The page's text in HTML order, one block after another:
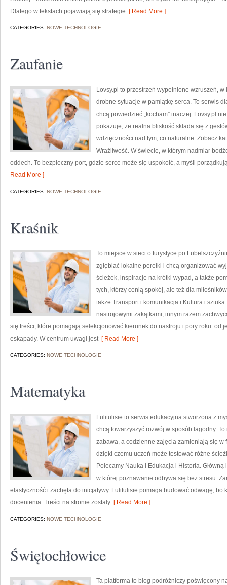
Dlatego w tekstach pojawiają się strategie [ Read More ]
CATEGORIES: NOWE TECHNOLOGIE
Zaufanie
Lovsy.pl to przestrzeń wypełnione wzruszeń,
drobne sytuacje w pamiątkę serca. To serwis
chcą powiedzieć „kocham” inaczej. Lovsy.pl
pokazuje, że realna bliskość składa się z
wdzięczności nad tym, co naturalne. Zobacz
Wrażliwość. W świecie, w którym nadmiar
oddech. To bezpieczny port, gdzie serce może się uspokoić, a myśli
Read More ]
CATEGORIES: NOWE TECHNOLOGIE
Kraśnik
To miejsce w sieci o turystyce po
zgłębiać lokalne perełki i chcą organizować
ścieżek, inspiracje na krótki wypad, a także
tych, którzy cenią spokój, ale też dla
także Transport i komunikacja i Kultura i
nastrojowymi zakątkami, innym razem
się treści, które pomagają selekcjonować kierunek do nastroju i pory roku: od
eskapady. W centrum uwagi jest[ Read More ]
CATEGORIES: NOWE TECHNOLOGIE
Matematyka
Lulitulisie to serwis edukacyjna stworzona z
chcą towarzyszyć rozwój w sposób łagodny.
zabawa, a codzienne zajęcia zamieniają się w
dzięki czemu uczeń może testować różne
Polecamy Nauka i Edukacja i Historia.
w której poznawanie odbywa się bez stresu.
elastyczność i zachęta do inicjatywy. Lulitulisie pomaga budować odwagę, bo
docenienia. Treści na stronie zostały [ Read More ]
CATEGORIES: NOWE TECHNOLOGIE
Świętochłowice
Ta platforma to blog podróżniczy poświęcony